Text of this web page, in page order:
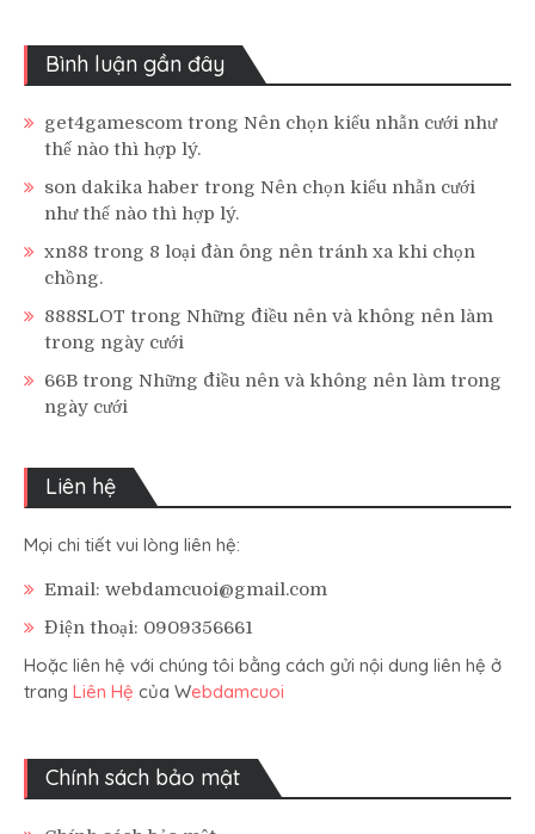
Bình luận gần đây
get4gamescom trong Nên chọn kiểu nhẫn cưới như
thế nào thì hợp lý.
son dakika haber trong Nên chọn kiểu nhẫn cưới
như thế nào thì hợp lý.
xn88 trong 8 loại đàn ông nên tránh xa khi chọn
chồng.
888SLOT trong Những điều nên và không nên làm
trong ngày cưới
66B trong Những điều nên và không nên làm trong
ngày cưới
Liên hệ
Mọi chi tiết vui lòng liên hệ:
Email: webdamcuoi@gmail.com
Điện thoại: 0909356661
Hoặc liên hệ với chúng tôi bằng cách gửi nội dung liên hệ ở
trang Liên Hệ của Webdamcuoi
Chính sách bảo mật